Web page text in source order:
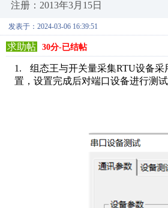
注册：2013年3月15日
发表于：2024-03-06 16:39:51
求助帖 30分-已结帖
1. 组态王与开关量采集RTU设备采
置，设置完成后对端口设备进行测试